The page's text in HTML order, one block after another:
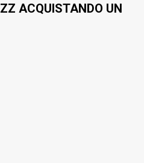
ACQUISTANDO UN